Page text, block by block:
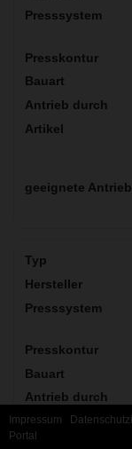
Impressum
Portal